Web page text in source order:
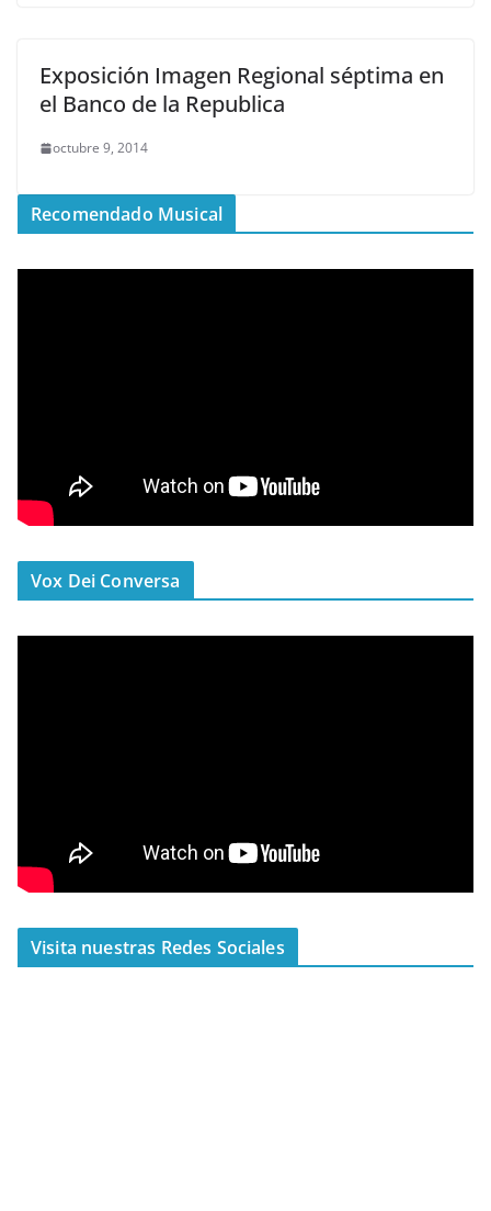
Exposición Imagen Regional séptima en
el Banco de la Republica
octubre 9, 2014
Recomendado Musical
Vox Dei Conversa
Visita nuestras Redes Sociales